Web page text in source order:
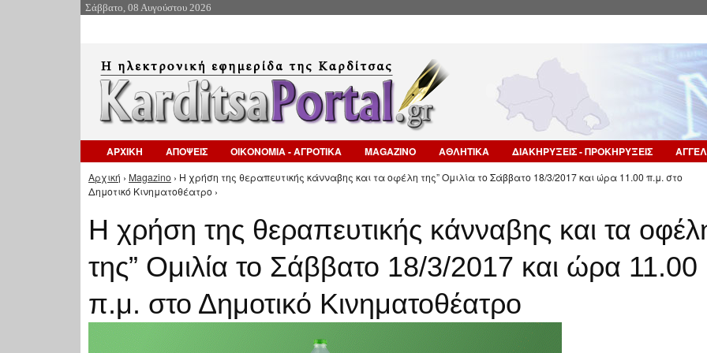
Σάββατο, 08 Αυγούστου 2026
ΑΡΧΙΚΗ ΑΠΟΨΕΙΣ ΟΙΚΟΝΟΜΙΑ - ΑΓΡΟΤΙΚΑ MAGAZINO ΑΘΛΗΤΙΚΑ ΔΙΑΚΗΡΥΞΕΙΣ - ΠΡΟΚΗΡΥΞΕΙΣ
Είστε εδώ
Αρχική › Magazino › Η χρήση της θεραπευτικής κάνναβης και τα οφέλη της” Ομιλία το Σάββατο 18/3/2017 και ώρα 11.00 π.μ. στο
Δημοτικό Κινηματοθέατρο ›
Η χρήση της θεραπευτικής κάνναβης και τα
της” Ομιλία το Σάββατο 18/3/2017 και ώρα 11.00
π.μ. στο Δημοτικό Κινηματοθέατρο